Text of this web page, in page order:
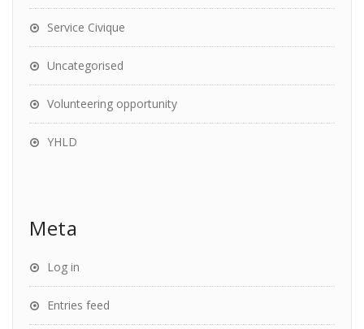
Service Civique
Uncategorised
Volunteering opportunity
YHLD
Meta
Log in
Entries feed